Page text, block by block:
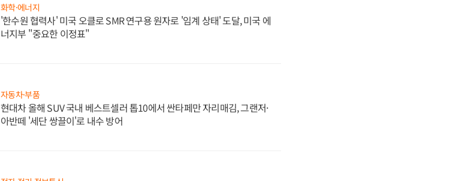
화학·에너지
'한수원 협력사' 미국 오클로 SMR 연구용 원자로 '임계 상태' 도달, 미국 에
너지부 "중요한 이정표"
자동차·부품
현대차 올해 SUV 국내 베스트셀러 톱10에서 싼타페만 자리매김, 그랜저·
아반떼 '세단 쌍끌이'로 내수 방어